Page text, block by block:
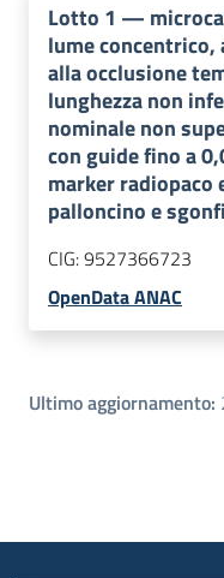
Lotto 1 —
lume
alla occlusione
lunghezza non
nominale non
con guide fino a
marker
palloncino e
CIG:9527366723
OpenData ANAC
Ultimo aggiornamento: